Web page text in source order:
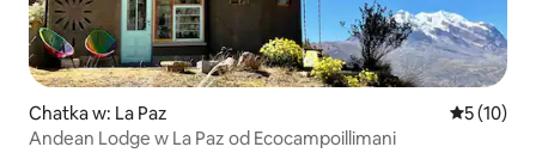
Chatka w: La Paz Średnia
5 (10)
Andean Lodge w La Paz od Ecocampoillimani